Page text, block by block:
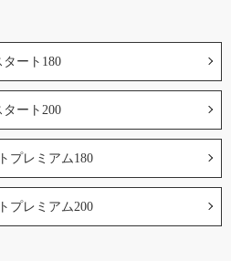
タート180
タート200
プレミアム180
プレミアム200